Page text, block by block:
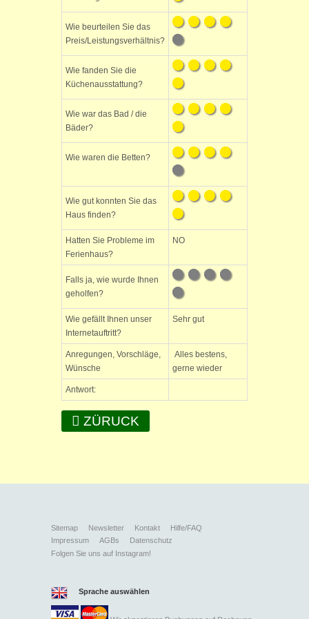
Wie beurteilen Sie das
Preis/Leistungsverhältnis?
Wie fanden Sie die
Küchenausstattung?
Wie war das Bad / die
Bäder?
Wie waren die Betten?
Wie gut konnten Sie das
Haus finden?
Hatten Sie Probleme im
Ferienhaus?
NO
Falls ja, wie wurde Ihnen
geholfen?
Wie gefällt Ihnen unser
Internetauftritt?
Sehr gut
Anregungen, Vorschläge,
Wünsche
Alles bestens,
gerne wieder
Antwort:
ZÜRUCK
Sitemap Newsletter Kontakt
Hilfe/FAQ
Impressum
AGBs
Datenschutz
Folgen Sie uns auf Instagram!
Sprache auswählen